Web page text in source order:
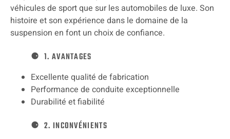
véhicules de sport que sur les automobiles de luxe. Son
histoire et son expérience dans le domaine de la
suspension en font un choix de confiance.
1. AVANTAGES
Excellente qualité de fabrication
Performance de conduite exceptionnelle
Durabilité et fiabilité
2. INCONVÉNIENTS